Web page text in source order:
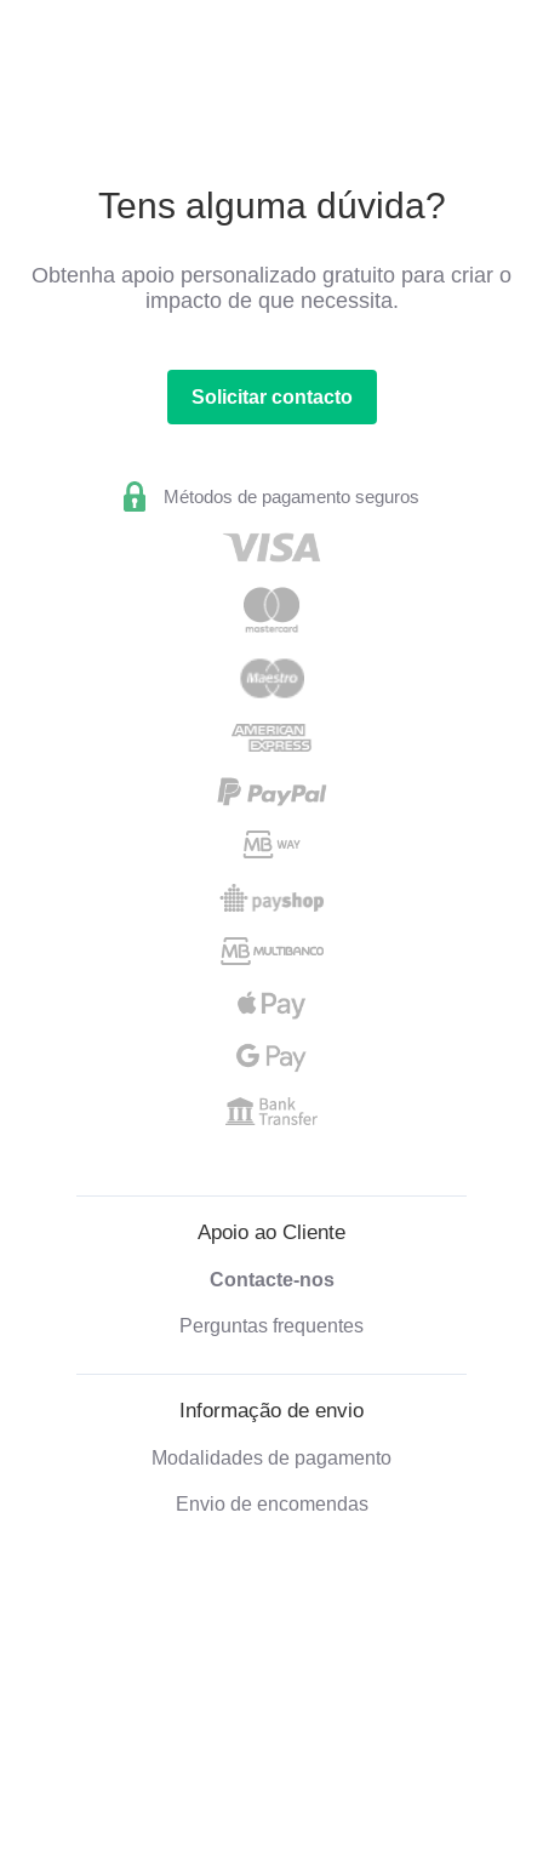
Tens alguma dúvida?
Obtenha apoio personalizado gratuito para criar o
impacto de que necessita.
Solicitar contacto
Métodos de pagamento seguros
Apoio ao Cliente
Contacte-nos
Perguntas frequentes
Informação de envio
Modalidades de pagamento
Envio de encomendas